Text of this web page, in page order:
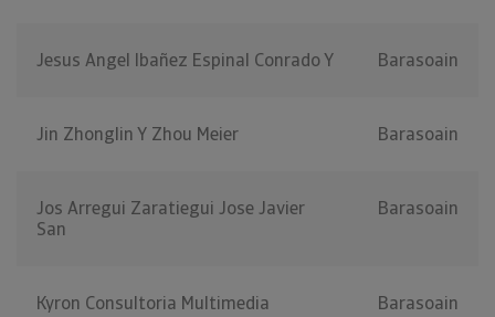
Jesus Angel Ibañez Espinal Conrado Y Barasoain
Jin Zhonglin Y Zhou Meier Barasoain
Jos Arregui Zaratiegui Jose Javier
San
Barasoain
Kyron Consultoria Multimedia Barasoain